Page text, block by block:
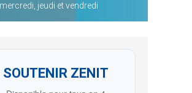
jeudi et vendredi
SOUTENIR ZENIT